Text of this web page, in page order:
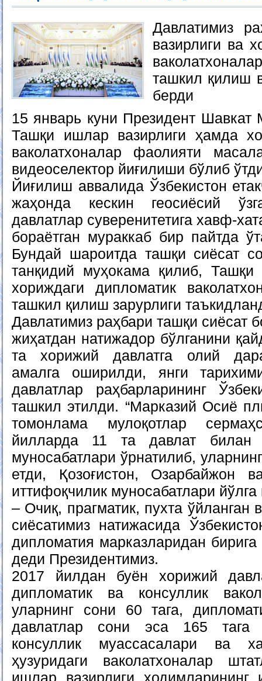
Давлатимиз
вазирлиги ва
ташкил қилиш
берди
15 январь куни Президент Шавкат
Ташқи ишлар вазирлиги ҳамда
ваколатхоналар фаолияти
видеоселектор йиғилиши бўлиб
Йиғилиш аввалида Ўзбекистон
жаҳонда кескин геосиёсий
давлатлар суверенитетига хавф-
бораётган мураккаб бир пайтда
Бундай шароитда ташқи сиёсат
танқидий муҳокама қилиб,
хориждаги дипломатик
ташкил қилиш зарурлиги
Давлатимиз раҳбари ташқи сиёсат
жиҳатдан натижадор бўлганини
та хорижий давлатга олий
амалга оширилди, янги
давлатлар раҳбарларининг
ташкил этилди. “Марказий Осиё
томонлама мулоқотлар
йилларда 11 та давлат билан
муносабатлари ўрнатилиб,
етди, Қозоғистон, Озарбайжон
иттифоқчилик муносабатлари йўлга
– Очиқ, прагматик, пухта ўйланган
сиёсатимиз натижасида
дипломатия марказларидан
деди Президентимиз.
2017 йилдан буён хорижий
дипломатик ва консуллик
уларнинг сони 60 тага,
давлатлар сони эса 165 тага
консуллик муассасалари ва
ҳузуридаги ваколатхоналар
ишлар вазирлиги